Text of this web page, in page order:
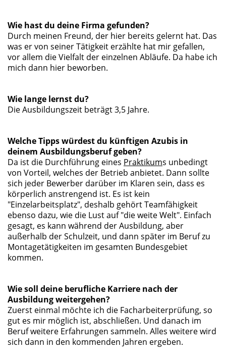
Wie hast du deine Firma gefunden?
Durch meinen Freund, der hier bereits gelernt hat. Das
was er von seiner Tätigkeit erzählte hat mir gefallen,
vor allem die Vielfalt der einzelnen Abläufe. Da habe ich
mich dann hier beworben.
Wie lange lernst du?
Die Ausbildungszeit beträgt 3,5 Jahre.
Welche Tipps würdest du künftigen Azubis in
deinem Ausbildungsberuf geben?
Da ist die Durchführung eines Praktikums unbedingt
von Vorteil, welches der Betrieb anbietet. Dann sollte
sich jeder Bewerber darüber im Klaren sein, dass es
körperlich anstrengend ist. Es ist kein
"Einzelarbeitsplatz", deshalb gehört Teamfähigkeit
ebenso dazu, wie die Lust auf "die weite Welt". Einfach
gesagt, es kann während der Ausbildung, aber
außerhalb der Schulzeit, und dann später im Beruf zu
Montagetätigkeiten im gesamten Bundesgebiet
kommen.
Wie soll deine berufliche Karriere nach der
Ausbildung weitergehen?
Zuerst einmal möchte ich die Facharbeiterprüfung, so
gut es mir möglich ist, abschließen. Und danach im
Beruf weitere Erfahrungen sammeln. Alles weitere wird
sich dann in den kommenden Jahren ergeben.